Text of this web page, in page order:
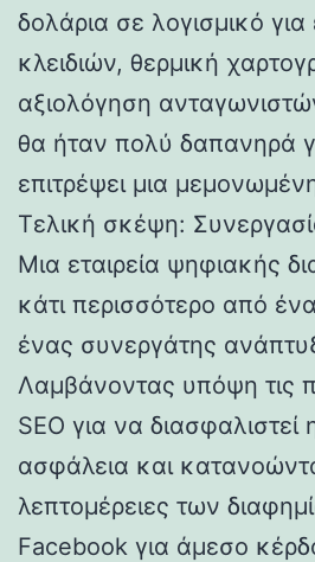
δολάρια σε λογισμικό
κλειδιών, θερμική
αξιολόγηση
θα ήταν πολύ δαπανηρά
επιτρέψει μια
Τελική σκέψη:
Μια εταιρεία ψηφιακής
κάτι περισσότερο από
ένας συνεργάτης
Λαμβάνοντας υπόψη τις
SEO για να διασφαλιστεί
ασφάλεια και
λεπτομέρειες των
Facebook για άμεσο